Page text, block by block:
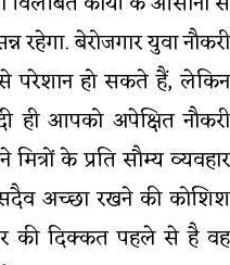
रहेगा. बेरोजगार युवा नौकरी
परेशान हो सकते हैं, लेकिन
ही आपको अपेक्षित नौकरी
के प्रति सौम्य व्यवहार
अच्छा रखने की कोशिश
की दिक्कत पहले से है वह